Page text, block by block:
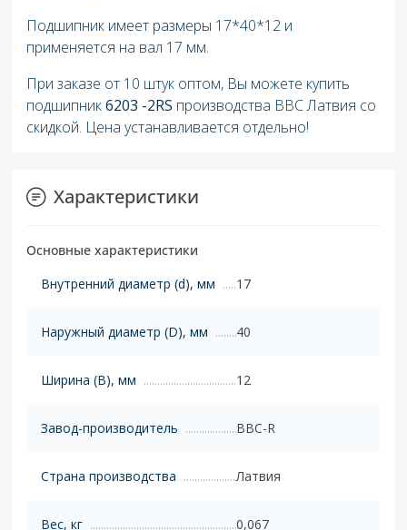
Подшипник имеет размеры 17*40*12 и
применяется на вал 17 мм.
При заказе от 10 штук оптом, Вы можете купить
подшипник6203 -2RS производства BBC Латвия со
скидкой. Цена устанавливается отдельно!
Характеристики
Основные характеристики
Внутренний диаметр (d), мм
17
Наружный диаметр (D), мм 40
Ширина (B), мм 12
Завод-производитель BBC-R
Страна производства Латвия
Вес, кг 0,067